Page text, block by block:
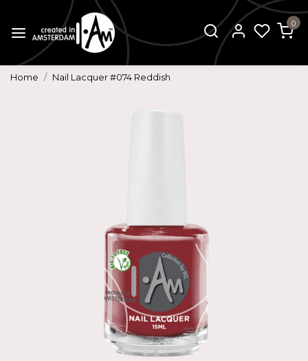
0
Home Nail Lacquer #074 Reddish